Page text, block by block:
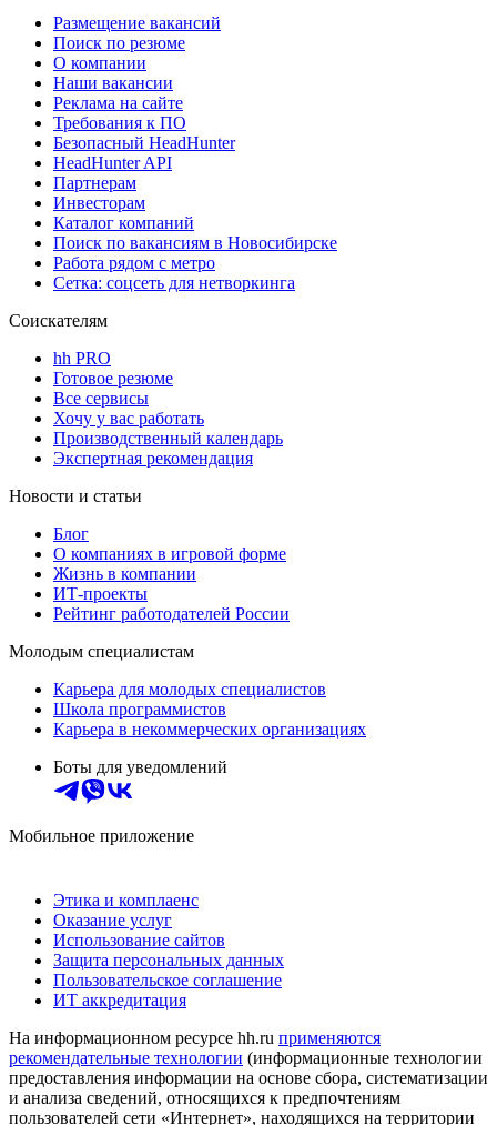
Размещение вакансий
Поиск по резюме
О компании
Наши вакансии
Реклама на сайте
Требования к ПО
Безопасный HeadHunter
HeadHunter API
Партнерам
Инвесторам
Каталог компаний
Поиск по вакансиям в Новосибирске
Работа рядом с метро
Сетка: соцсеть для нетворкинга
Соискателям
hh PRO
Готовое резюме
Все сервисы
Хочу у вас работать
Производственный календарь
Экспертная рекомендация
Новости и статьи
Блог
О компаниях в игровой форме
Жизнь в компании
ИТ-проекты
Рейтинг работодателей России
Молодым специалистам
Карьера для молодых специалистов
Школа программистов
Карьера в некоммерческих организациях
Боты для уведомлений
Мобильное приложение
Этика и комплаенс
Оказание услуг
Использование сайтов
Защита персональных данных
Пользовательское соглашение
ИТ аккредитация
На информационном ресурсе hh.ru применяются
рекомендательные технологии (информационные технологии
предоставления информации на основе сбора, систематизации
и анализа сведений, относящихся к предпочтениям
пользователей сети «Интернет», находящихся на территории